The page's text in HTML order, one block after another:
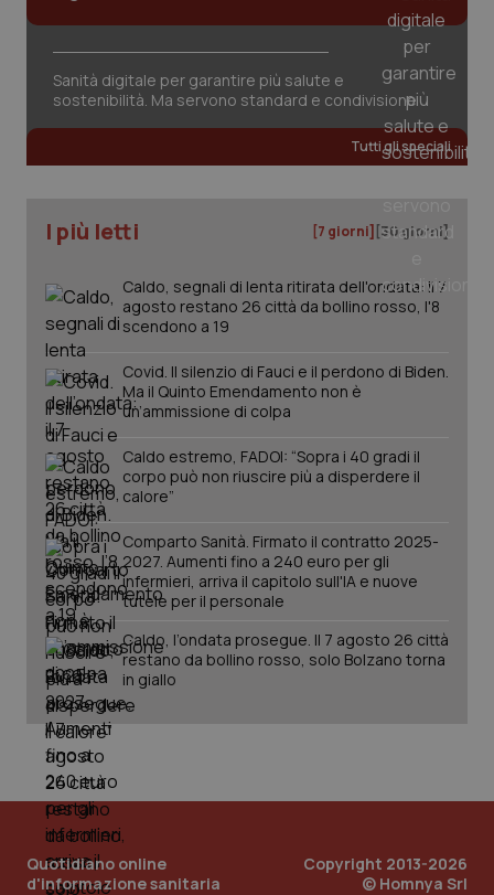
Sanità digitale per garantire più salute e
sostenibilità. Ma servono standard e condivisione
Tutti gli speciali
I più letti [7 giorni] [30 giorni]
Caldo, segnali di lenta ritirata dell'ondata: il 7
agosto restano 26 città da bollino rosso, l'8
scendono a 19
Covid. Il silenzio di Fauci e il perdono di Biden.
Ma il Quinto Emendamento non è
un’ammissione di colpa
Caldo estremo, FADOI: “Sopra i 40 gradi il
corpo può non riuscire più a disperdere il
calore”
Comparto Sanità. Firmato il contratto 2025-
2027. Aumenti fino a 240 euro per gli
infermieri, arriva il capitolo sull'IA e nuove
tutele per il personale
Caldo, l’ondata prosegue. Il 7 agosto 26 città
restano da bollino rosso, solo Bolzano torna
in giallo
Quotidiano online
d'informazione sanitaria
Copyright 2013-2026
© Homnya Srl
PHPSESSID
_ga_KM60CM4NPH .quotidianosanita.it
1